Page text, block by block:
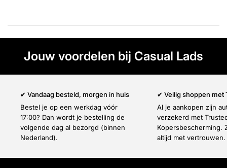
Jouw voordelen bij Casual Lads
✔ Vandaag besteld, morgen in huis
Bestel je op een werkdag vóór
17:00? Dan wordt je bestelling de
volgende dag al bezorgd (binnen
Nederland).
✔ Veilig shoppen met
Al je aankopen zijn
verzekerd met
Kopersbescherming.
altijd met vertrouwen.